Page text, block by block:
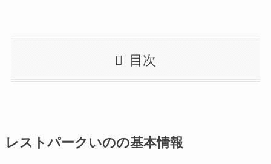
目次
レストパークいのの基本情報